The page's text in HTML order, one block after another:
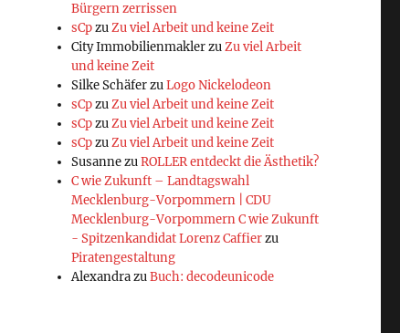
Bürgern zerrissen
sCpzuZu viel Arbeit und keine Zeit
City ImmobilienmaklerzuZu viel Arbeit
und keine Zeit
Silke SchäferzuLogo Nickelodeon
sCpzuZu viel Arbeit und keine Zeit
sCpzuZu viel Arbeit und keine Zeit
sCpzuZu viel Arbeit und keine Zeit
SusannezuROLLER entdeckt die Ästhetik?
C wie Zukunft – Landtagswahl
Mecklenburg-Vorpommern | CDU
Mecklenburg-Vorpommern C wie Zukunft
- Spitzenkandidat Lorenz Caffierzu
Piratengestaltung
AlexandrazuBuch: decodeunicode